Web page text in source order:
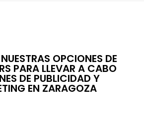
OPCIONES DE
PARA LLEVAR A CABO
DE PUBLICIDAD Y
EN ZARAGOZA